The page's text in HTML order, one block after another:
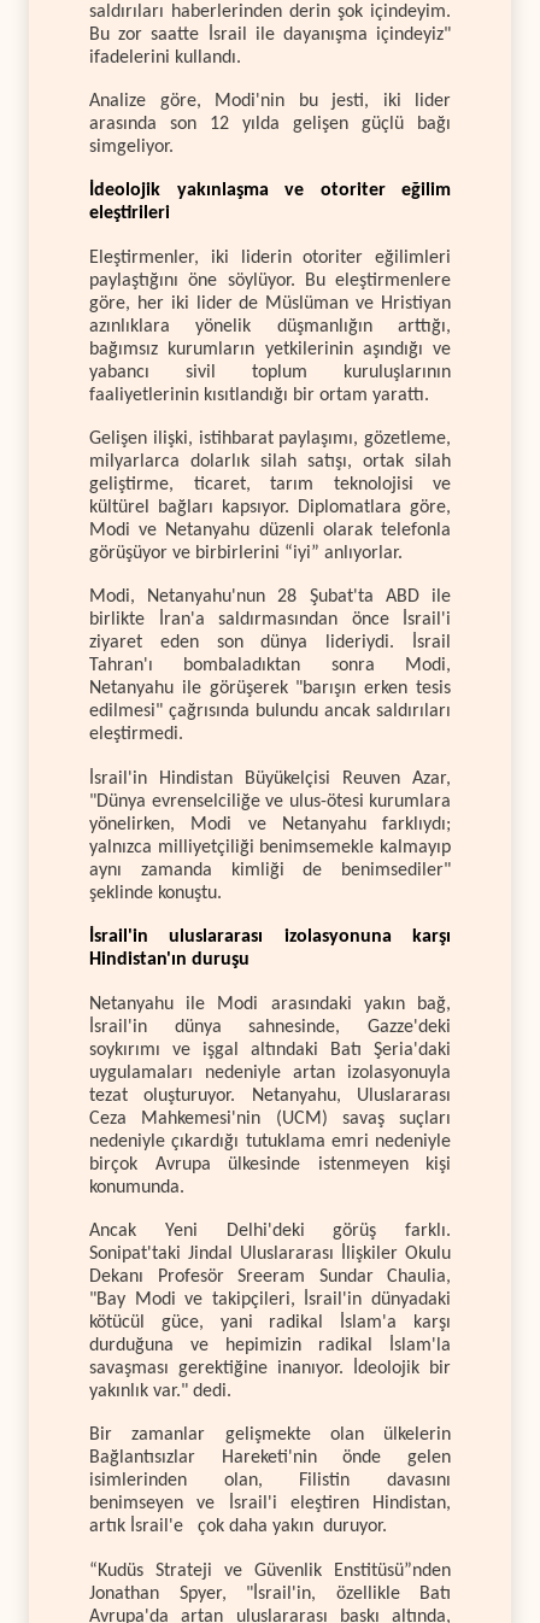
saldırıları haberlerinden derin şok içindeyim.
Bu zor saatte İsrail ile dayanışma içindeyiz"
ifadelerini kullandı.
Analize göre, Modi'nin bu jesti, iki lider
arasında son 12 yılda gelişen güçlü bağı
simgeliyor.
İdeolojik yakınlaşma ve otoriter eğilim
eleştirileri
Eleştirmenler, iki liderin otoriter eğilimleri
paylaştığını öne söylüyor. Bu eleştirmenlere
göre, her iki lider de Müslüman ve Hristiyan
azınlıklara yönelik düşmanlığın arttığı,
bağımsız kurumların yetkilerinin aşındığı ve
yabancı sivil toplum kuruluşlarının
faaliyetlerinin kısıtlandığı bir ortam yarattı.
Gelişen ilişki, istihbarat paylaşımı, gözetleme,
milyarlarca dolarlık silah satışı, ortak silah
geliştirme, ticaret, tarım teknolojisi ve
kültürel bağları kapsıyor. Diplomatlara göre,
Modi ve Netanyahu düzenli olarak telefonla
görüşüyor ve birbirlerini “iyi” anlıyorlar.
Modi, Netanyahu'nun 28 Şubat'ta ABD ile
birlikte İran'a saldırmasından önce İsrail'i
ziyaret eden son dünya lideriydi. İsrail
Tahran'ı bombaladıktan sonra Modi,
Netanyahu ile görüşerek "barışın erken tesis
edilmesi" çağrısında bulundu ancak saldırıları
eleştirmedi.
İsrail'in Hindistan Büyükelçisi Reuven Azar,
"Dünya evrenselciliğe ve ulus-ötesi kurumlara
yönelirken, Modi ve Netanyahu farklıydı;
yalnızca milliyetçiliği benimsemekle kalmayıp
aynı zamanda kimliği de benimsediler"
şeklinde konuştu.
İsrail'in uluslararası izolasyonuna karşı
Hindistan'ın duruşu
Netanyahu ile Modi arasındaki yakın bağ,
İsrail'in dünya sahnesinde, Gazze'deki
soykırımı ve işgal altındaki Batı Şeria'daki
uygulamaları nedeniyle artan izolasyonuyla
tezat oluşturuyor. Netanyahu, Uluslararası
Ceza Mahkemesi'nin (UCM) savaş suçları
nedeniyle çıkardığı tutuklama emri nedeniyle
birçok Avrupa ülkesinde istenmeyen kişi
konumunda.
Ancak Yeni Delhi'deki görüş farklı.
Sonipat'taki Jindal Uluslararası İlişkiler Okulu
Dekanı Profesör Sreeram Sundar Chaulia,
"Bay Modi ve takipçileri, İsrail'in dünyadaki
kötücül güce, yani radikal İslam'a karşı
durduğuna ve hepimizin radikal İslam'la
savaşması gerektiğine inanıyor. İdeolojik bir
yakınlık var." dedi.
Bir zamanlar gelişmekte olan ülkelerin
Bağlantısızlar Hareketi'nin önde gelen
isimlerinden olan, Filistin davasını
benimseyen ve İsrail'i eleştiren Hindistan,
artık İsrail'e çok daha yakın duruyor.
“Kudüs Strateji ve Güvenlik Enstitüsü”nden
Jonathan Spyer, "İsrail'in, özellikle Batı
Avrupa'da artan uluslararası baskı altında,